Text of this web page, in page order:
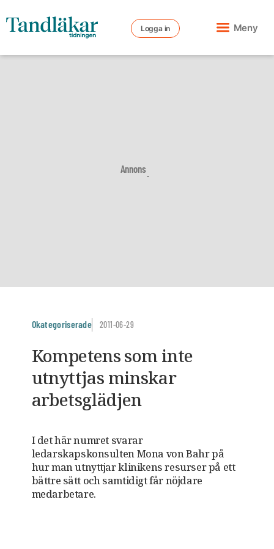
Logga in Meny
Annons
Okategoriserade 2011-06-29
Kompetens som inte
utnyttjas minskar
arbetsglädjen
I det här numret svarar
ledarskapskonsulten Mona von Bahr på
hur man utnyttjar klinikens resurser på ett
bättre sätt och samtidigt får nöjdare
medarbetare.